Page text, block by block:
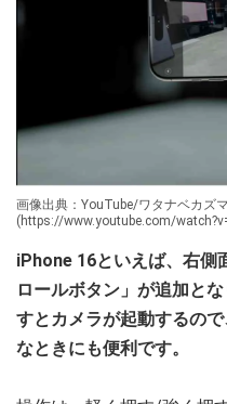
画像出典：YouTube/ワタナベカズ
(https://www.youtube.com/
iPhone 16といえば、右側
ロールボタン」が追加と
すとカメラが起動するの
なときにも便利です。